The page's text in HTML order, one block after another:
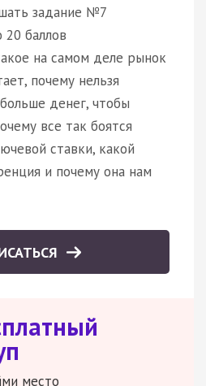
задание №7
баллов
на самом деле рынок
почему нельзя
денег, чтобы
все так боятся
ставки, какой
и почему она нам
место